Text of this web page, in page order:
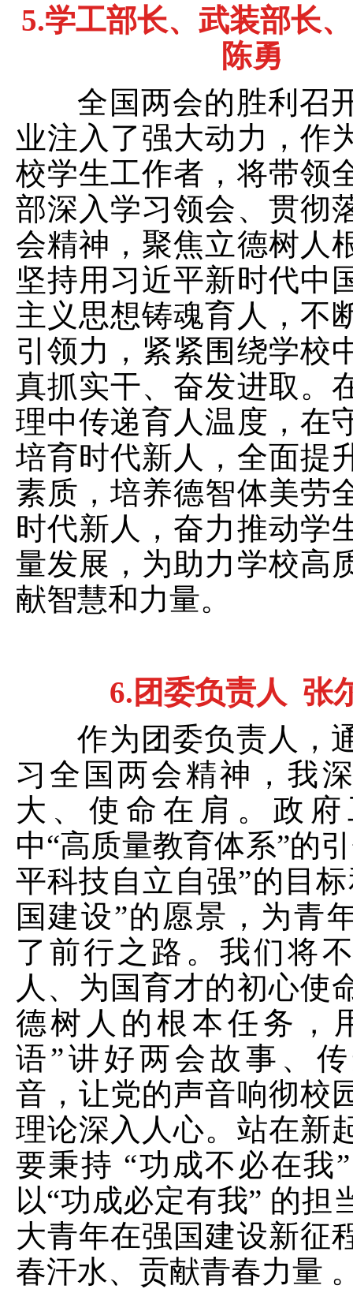
5.学工部长、武装部长
陈勇
全国两会的胜利召
业注入了强大动力，作
校学生工作者，将带领
部深入学习领会、贯彻
会精神，聚焦立德树人
坚持用习近平新时代中
主义思想铸魂育人，不
引领力，紧紧围绕学校
真抓实干、奋发进取。
理中传递育人温度，在
培育时代新人，全面提
素质，培养德智体美劳
时代新人，奋力推动学
量发展，为助力学校高
献智慧和力量。
6. 团委负责人
张
作为团委负责人，
习全国两会精神，我
大、使命在肩。政
中“高质量教育体系”的
平科技自立自强”的目
国建设”的愿景，为青
了前行之路。我们将
人、为国育才的初心使
德树人的根本任务，
语”讲好两会故事、
音，让党的声音响彻校
理论深入人心。站在新
要秉持 “功成不必在我
以“功成必定有我” 的担
大青年在强国建设新征
春汗水、贡献青春力量